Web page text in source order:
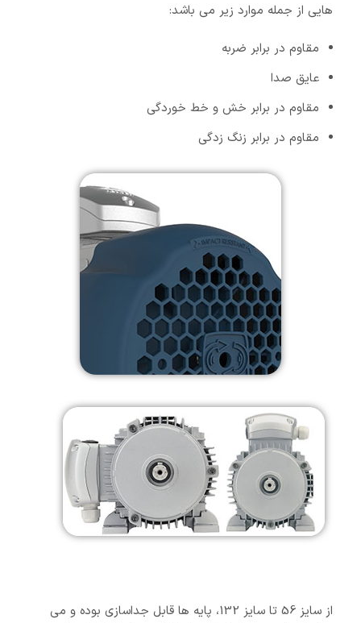
هایی از جمله موارد زیر می باشد:
مقاوم در برابر ضربه
عایق صدا
مقاوم در برابر خش و خط خوردگی
مقاوم در برابر زنگ زدگی
از سایز 56 تا سایز 132، پایه ها قابل جداسازی بوده و می